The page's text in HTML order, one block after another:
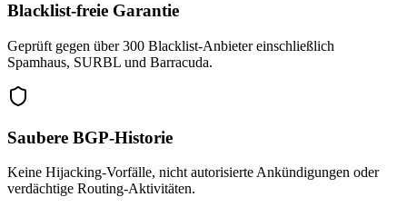
Blacklist-freie Garantie
Geprüft gegen über 300 Blacklist-Anbieter einschließlich
Spamhaus, SURBL und Barracuda.
Saubere BGP-Historie
Keine Hijacking-Vorfälle, nicht autorisierte Ankündigungen oder
verdächtige Routing-Aktivitäten.